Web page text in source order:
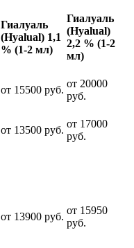
Гиалуаль
(Hyalual) 1,1
% (1-2 мл)
Гиалуаль
(Hyalual)
2,2 % (1-2
мл)
от 15500 руб.
от 20000
руб.
от 13500 руб.
от 17000
руб.
от 13900 руб.
от 15950
руб.